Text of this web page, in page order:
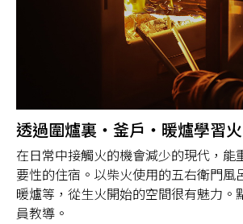
透過圍爐裏・釜戶・暖爐學習
在日常中接觸火的機會減少的現代，能
要性的住宿。以柴火使用的五右衛門風
暖爐等，從生火開始的空間很有魅力。
員教導。